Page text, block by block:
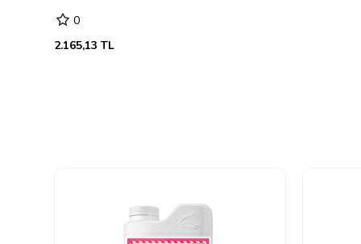
0
2.165,13 TL